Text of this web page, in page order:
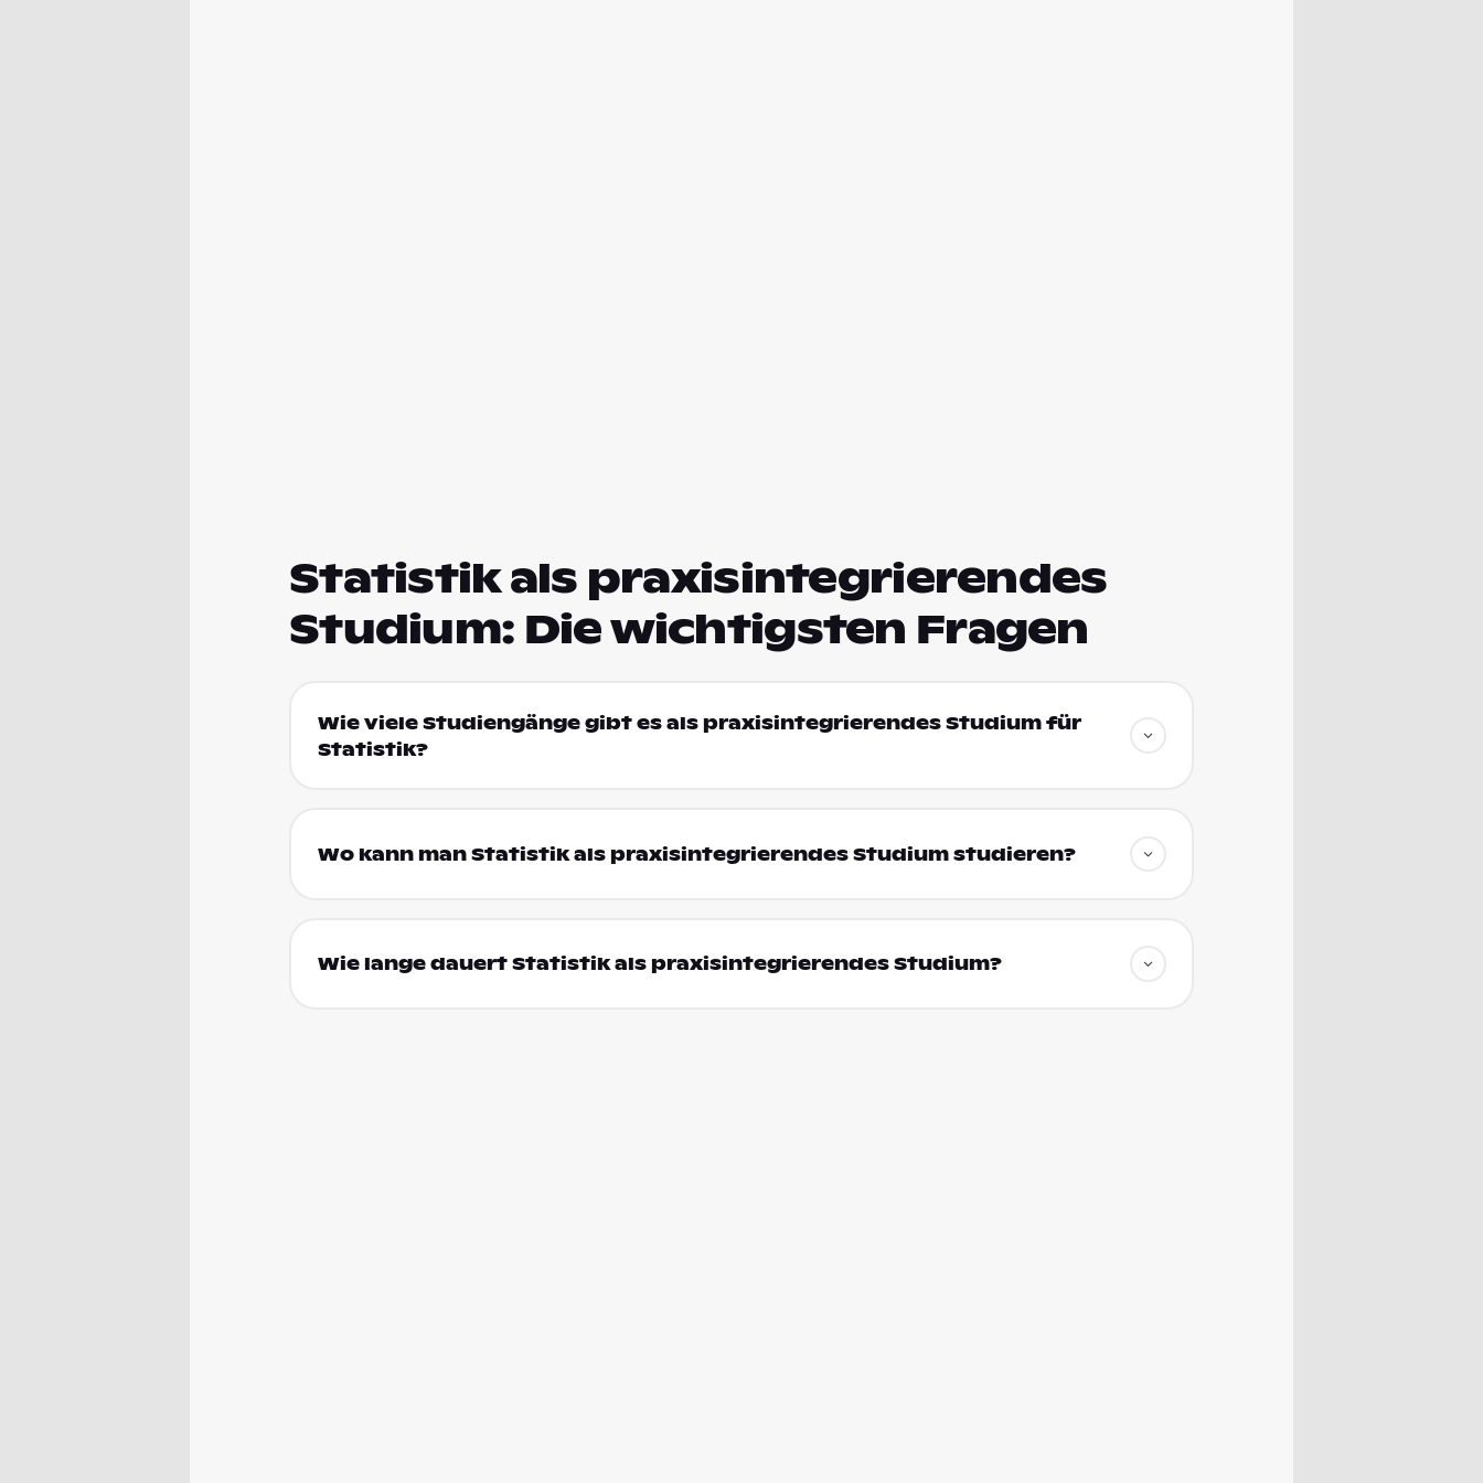
Statistik als praxisintegrierendes
Studium: Die wichtigsten Fragen
Wie viele Studiengänge gibt es als praxisintegrierendes Studium für
Statistik?
Wo kann man Statistik als praxisintegrierendes Studium studieren?
Wie lange dauert Statistik als praxisintegrierendes Studium?